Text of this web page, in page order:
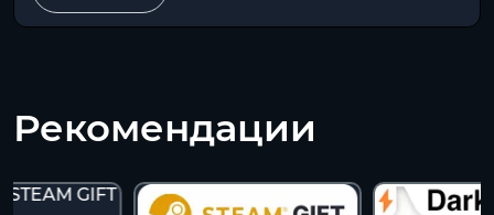
Рекомендации